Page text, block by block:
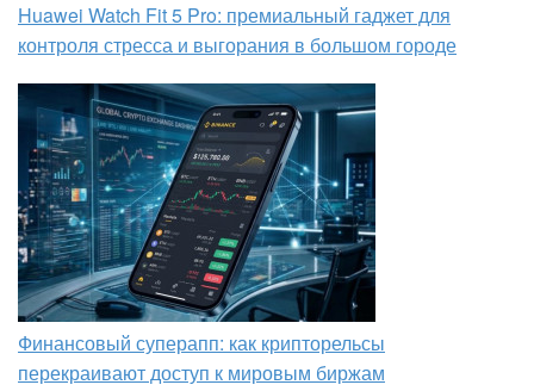
Huawei Watch Fit 5 Pro: премиальный гаджет для
контроля стресса и выгорания в большом городе
Финансовый суперапп: как крипторельсы
перекраивают доступ к мировым биржам